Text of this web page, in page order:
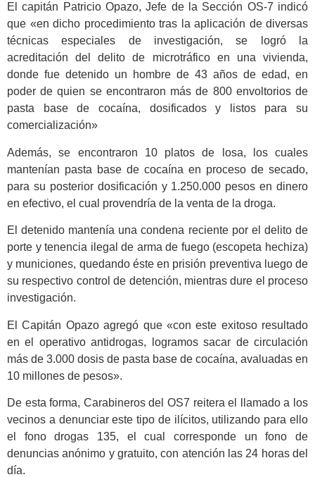
El capitán Patricio Opazo, Jefe de la Sección OS-7 indicó
que «en dicho procedimiento tras la aplicación de diversas
técnicas especiales de investigación, se logró la
acreditación del delito de microtráfico en una vivienda,
donde fue detenido un hombre de 43 años de edad, en
poder de quien se encontraron más de 800 envoltorios de
pasta base de cocaína, dosificados y listos para su
comercialización»
Además, se encontraron 10 platos de losa, los cuales
mantenían pasta base de cocaína en proceso de secado,
para su posterior dosificación y 1.250.000 pesos en dinero
en efectivo, el cual provendría de la venta de la droga.
El detenido mantenía una condena reciente por el delito de
porte y tenencia ilegal de arma de fuego (escopeta hechiza)
y municiones, quedando éste en prisión preventiva luego de
su respectivo control de detención, mientras dure el proceso
investigación.
El Capitán Opazo agregó que «con este exitoso resultado
en el operativo antidrogas, logramos sacar de circulación
más de 3.000 dosis de pasta base de cocaína, avaluadas en
10 millones de pesos».
De esta forma, Carabineros del OS7 reitera el llamado a los
vecinos a denunciar este tipo de ilícitos, utilizando para ello
el fono drogas 135, el cual corresponde un fono de
denuncias anónimo y gratuito, con atención las 24 horas del
día.